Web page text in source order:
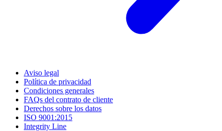
Aviso legal
Política de privacidad
Condiciones generales
FAQs del contrato de cliente
Derechos sobre los datos
ISO 9001:2015
Integrity Line